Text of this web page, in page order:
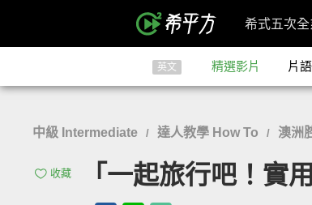
希式五次全
英文 精選影片 片
中級 Intermediate / 達人教學 How To / 澳洲
收藏 「一起旅行吧！